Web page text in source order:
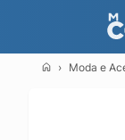
Moda e